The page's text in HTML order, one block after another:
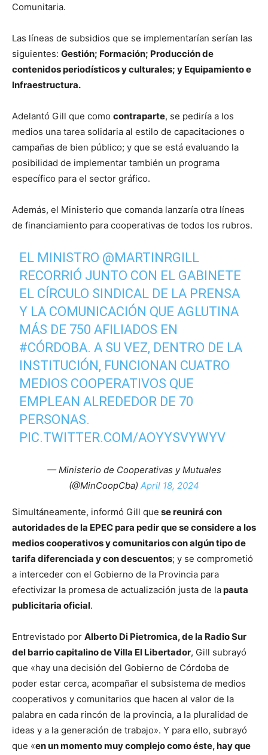
Comunitaria.
Las líneas de subsidios que se implementarían serían las
siguientes: Gestión; Formación; Producción de
contenidos periodísticos y culturales; y Equipamiento e
Infraestructura.
Adelantó Gill que como contraparte, se pediría a los
medios una tarea solidaria al estilo de capacitaciones o
campañas de bien público; y que se está evaluando la
posibilidad de implementar también un programa
específico para el sector gráfico.
Además, el Ministerio que comanda lanzaría otra líneas
de financiamiento para cooperativas de todos los rubros.
EL MINISTRO @MARTINRGILL
RECORRIÓ JUNTO CON EL GABINETE
EL CÍRCULO SINDICAL DE LA PRENSA
Y LA COMUNICACIÓN QUE AGLUTINA
MÁS DE 750 AFILIADOS EN
#CÓRDOBA. A SU VEZ, DENTRO DE LA
INSTITUCIÓN, FUNCIONAN CUATRO
MEDIOS COOPERATIVOS QUE
EMPLEAN ALREDEDOR DE 70
PERSONAS.
PIC.TWITTER.COM/AOYYSVYWYV
— Ministerio de Cooperativas y Mutuales
(@MinCoopCba) April 18, 2024
Simultáneamente, informó Gill que se reunirá con
autoridades de la EPEC para pedir que se considere a los
medios cooperativos y comunitarios con algún tipo de
tarifa diferenciada y con descuentos; y se comprometió
a interceder con el Gobierno de la Provincia para
efectivizar la promesa de actualización justa de lapauta
publicitaria oficial.
Entrevistado por Alberto Di Pietromica, de la Radio Sur
del barrio capitalino de Villa El Libertador, Gill subrayó
que «hay una decisión del Gobierno de Córdoba de
poder estar cerca, acompañar el subsistema de medios
cooperativos y comunitarios que hacen al valor de la
palabra en cada rincón de la provincia, a la pluralidad de
ideas y a la generación de trabajo». Y para ello, subrayó
que «en un momento muy complejo como éste, hay que